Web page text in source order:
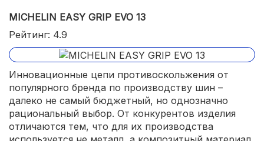
MICHELIN EASY GRIP EVO 13
Рейтинг: 4.9
Инновационные цепи противоскольжения от
популярного бренда по производству шин –
далеко не самый бюджетный, но однозначно
рациональный выбор. От конкурентов изделия
отличаются тем, что для их производства